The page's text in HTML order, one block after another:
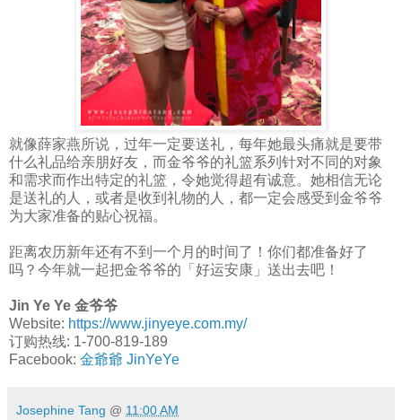
就像薛家燕所说，过年一定要送礼，每年她最头痛就是要带
什么礼品给亲朋好友，而金爷爷的礼篮系列针对不同的对象
和需求而作出特定的礼篮，令她觉得超有诚意。她相信无论
是送礼的人，或者是收到礼物的人，都一定会感受到金爷爷
为大家准备的贴心祝福。
距离农历新年还有不到一个月的时间了！你们都准备好了
吗？今年就一起把金爷爷的「好运安康」送出去吧！
Jin Ye Ye 金爷爷
Website: https://www.jinyeye.com.my/
订购热线: 1-700-819-189
Facebook: 金爺爺 JinYeYe
Josephine Tang @ 11:00 AM